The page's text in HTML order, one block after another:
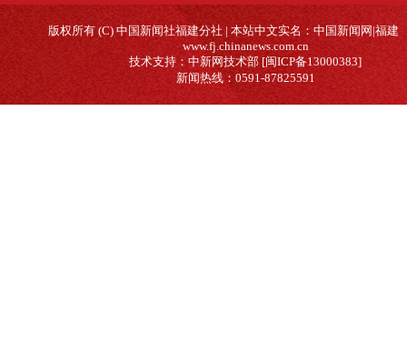
版权所有 (C) 中国新闻社福建分社 | 本站中文实名：中国新闻网|福建
www.fj.chinanews.com.cn
技术支持：中新网技术部 [闽ICP备13000383]
新闻热线：0591-87825591